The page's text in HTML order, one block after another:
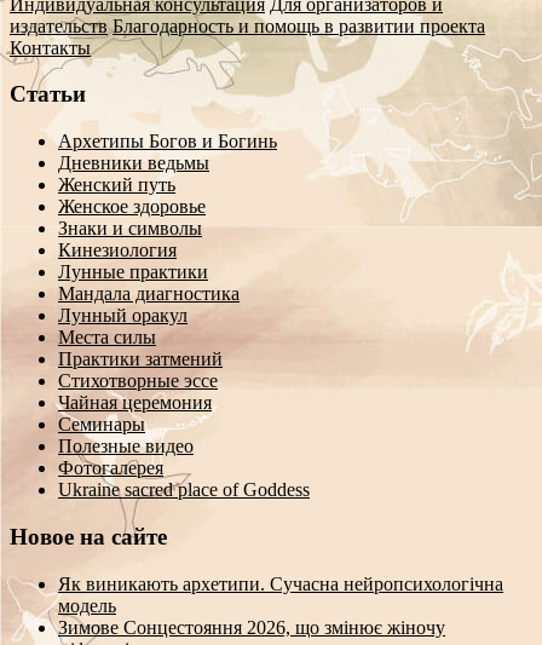
издательств Благодарность и помощь в развитии проекта
Контакты
Статьи
Архетипы Богов и Богинь
Дневники ведьмы
Женский путь
Женское здоровье
Знаки и символы
Кинезиология
Лунные практики
Мандала диагностика
Лунный оракул
Места силы
Практики затмений
Стихотворные эссе
Чайная церемония
Семинары
Полезные видео
Фотогалерея
Ukraine sacred place of Goddess
Новое на сайте
Як виникають архетипи. Сучасна нейропсихологічна
модель
Зимове Сонцестояння 2026, що змінює жіночу